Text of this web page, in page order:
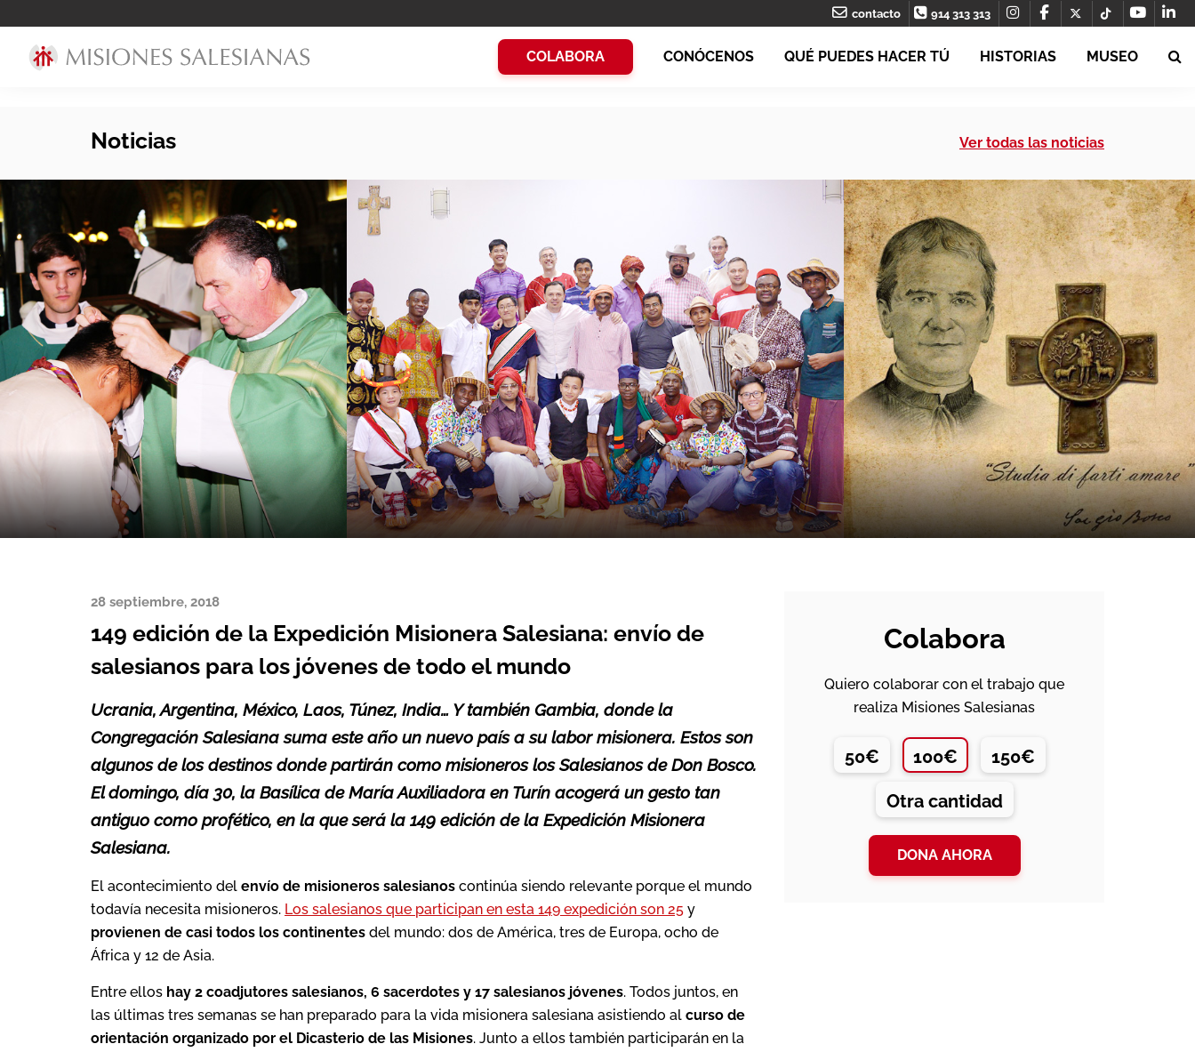
contacto 914 313 313
COLABORA CONÓCENOS QUÉ PUEDES HACER TÚ HISTORIAS MUSEO
Noticias Ver todas las noticias
28 septiembre, 2018
149 edición de la Expedición Misionera Salesiana: envío de
salesianos para los jóvenes de todo el mundo
Ucrania, Argentina, México, Laos, Túnez, India… Y también Gambia, donde la
Congregación Salesiana suma este año un nuevo país a su labor misionera. Estos son
algunos de los destinos donde partirán como misioneros los Salesianos de Don Bosco.
El domingo, día 30, la Basílica de María Auxiliadora en Turín acogerá un gesto tan
antiguo como profético, en la que será la 149 edición de la Expedición Misionera
Salesiana.
El acontecimiento del envío de misioneros salesianos continúa siendo relevante porque el mundo
todavía necesita misioneros. Los salesianos que participan en esta 149 expedición son 25 y
provienen de casi todos los continentes del mundo: dos de América, tres de Europa, ocho de
África y 12 de Asia.
Entre ellos hay 2 coadjutores salesianos, 6 sacerdotes y 17 salesianos jóvenes. Todos juntos, en
las últimas tres semanas se han preparado para la vida misionera salesiana asistiendo al curso de
orientación organizado por el Dicasterio de las Misiones. Junto a ellos también participarán en la
Colabora
Quiero colaborar con el trabajo que
realiza Misiones Salesianas
50€ 100€ 150€
Otra cantidad
DONA AHORA